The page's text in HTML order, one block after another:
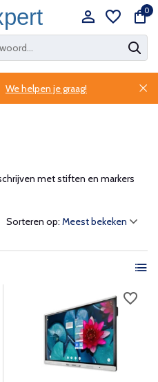
0
We helpen je graag!
met stiften en markers
Sorteren op: